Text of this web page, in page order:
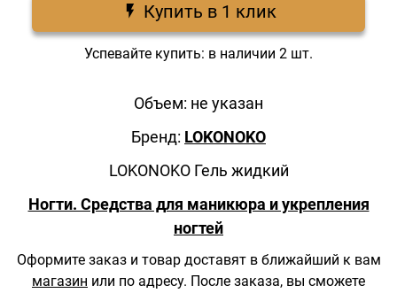
Купить в 1 клик
Успевайте купить: в наличии 2 шт.
Объем: не указан
Бренд: LOKONOKO
LOKONOKO Гель жидкий
Ногти. Средства для маникюра и укрепления
ногтей
Оформите заказ и товар доставят в ближайший к вам
магазин или по адресу. После заказа, вы сможете